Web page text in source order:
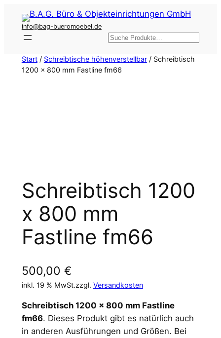
Inhalt
springen
info@bag-bueromoebel.de
Suchen
Start/ Schreibtische höhenverstellbar/ Schreibtisch
1200 x 800 mm Fastline fm66
Schreibtisch 1200
x 800 mm
Fastline fm66
500,00 €
inkl. 19 % MwSt.zzgl. Versandkosten
Schreibtisch 1200 x 800 mm Fastline
fm66. Dieses Produkt gibt es natürlich auch
in anderen Ausführungen und Größen. Bei